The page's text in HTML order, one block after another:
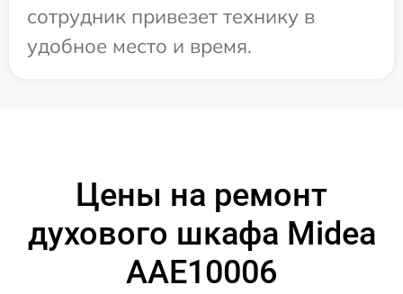
сотрудник привезет технику в
удобное место и время.
Цены на ремонт
духового шкафа Midea
AAE10006